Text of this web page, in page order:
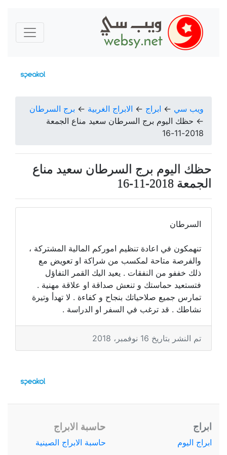
ويب سي ← ابراج ← الابراج الغربية ← برج السرطان
← حظك اليوم برج السرطان سعيد مناع الجمعة
2018-11-16
حظك اليوم برج السرطان سعيد مناع
الجمعة 2018-11-16
السرطان
تنهمكون في اعادة تنظيم اموركم المالية المشتركة ،
والفرصة متاحة لمكسب من شراكة او تعويض مع
ذلك خففو من النفقات . يعيد اليك القمر التفاؤل
فتستعيد حماستك و تنعش صداقة او علاقة مهنية .
تمارس جميع صلاحياتك بنجاح و كفاءة . لا تهدأ وتيرة
نشاطك . قد ترغب في السفر او الدراسة .
تم النشر بتاريخ 16 نوفمبر، 2018
ابراج
ابراج اليوم
حاسبة الابراج
حاسبة الابراج الصينية